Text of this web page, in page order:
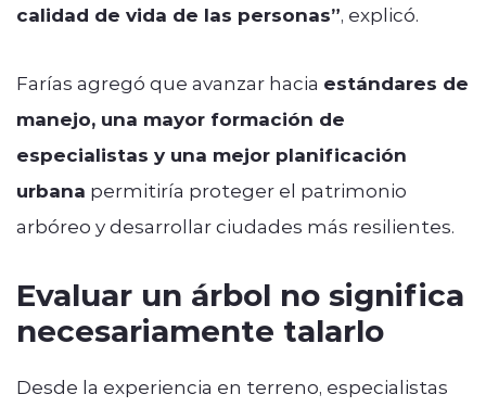
calidad de vida de las personas”, explicó.
Farías agregó que avanzar hacia estándares de
manejo, una mayor formación de
especialistas y una mejor planificación
urbana permitiría proteger el patrimonio
arbóreo y desarrollar ciudades más resilientes.
Evaluar un árbol no significa
necesariamente talarlo
Desde la experiencia en terreno, especialistas